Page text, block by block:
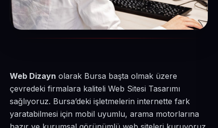
Web Dizayn olarak Bursa başta olmak üzere
çevredeki firmalara kaliteli Web Sitesi Tasarımı
sağlıyoruz. Bursa’deki işletmelerin internette fark
yaratabilmesi için mobil uyumlu, arama motorlarına